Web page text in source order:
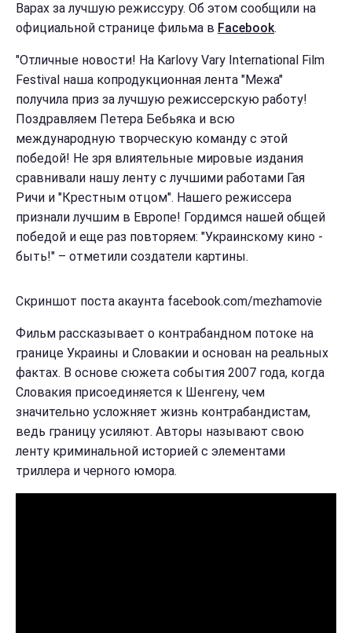
Варах за лучшую режиссуру. Об этом сообщили на
официальной странице фильма в Facebook.
"Отличные новости! На Karlovy Vary International Film
Festival наша копродукционная лента "Межа"
получила приз за лучшую режиссерскую работу!
Поздравляем Петера Бебьяка и всю
международную творческую команду с этой
победой! Не зря влиятельные мировые издания
сравнивали нашу ленту с лучшими работами Гая
Ричи и "Крестным отцом". Нашего режиссера
признали лучшим в Европе! Гордимся нашей общей
победой и еще раз повторяем: "Украинскому кино -
быть!" – отметили создатели картины.
Скриншот поста акаунта facebook.com/mezhamovie
Фильм рассказывает о контрабандном потоке на
границе Украины и Словакии и основан на реальных
фактах. В основе сюжета события 2007 года, когда
Словакия присоединяется к Шенгену, чем
значительно усложняет жизнь контрабандистам,
ведь границу усиляют. Авторы называют свою
ленту криминальной историей с элементами
триллера и черного юмора.